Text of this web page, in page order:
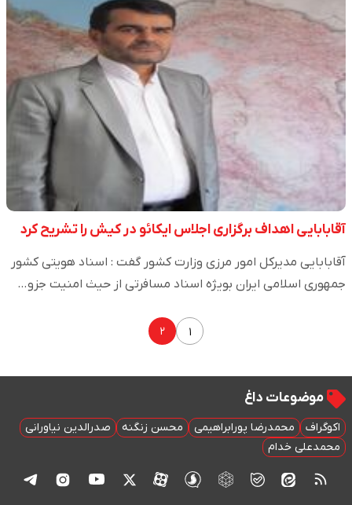
آقابابایی اهداف برگزاری اجلاس ایکائو در کیش را تشریح کرد
آقابابایی مدیرکل امور مرزی وزارت کشور گفت : اسناد هویتی کشور
جمهوری اسلامی ایران بویژه اسناد مسافرتی از حیث امنیت جزو…
۱ ۲
موضوعات داغ
اکوگراف محمدرضا پورابراهیمی محسن زنگنه
صدرالدین نیاورانی
محمدعلی خدام